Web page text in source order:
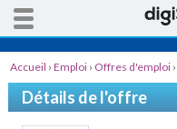
Accueil › Emploi › Offres d'emploi ›
Java/J2EE H/F
Détails de l'offre